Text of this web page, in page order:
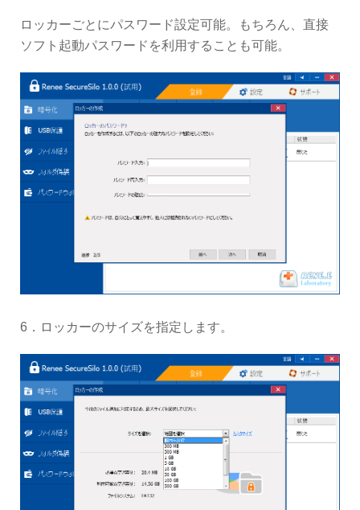
ロッカーごとにパスワード設定可能。もちろん、直接
ソフト起動パスワードを利用することも可能。
6．ロッカーのサイズを指定します。